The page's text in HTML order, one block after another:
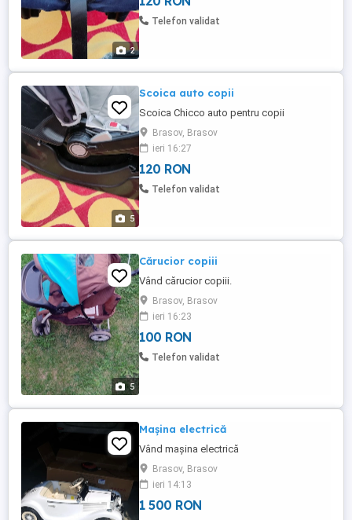
2
Telefon validat
5
Scoica auto copii
Scoica Chicco auto pentru copii
Brasov, Brasov
ieri 16:27
120 RON
Telefon validat
5
Cărucior copiii
Vând cărucior copiii.
Brasov, Brasov
ieri 16:23
100 RON
Telefon validat
Mașina electrică
Vând mașina electrică
Brasov, Brasov
ieri 14:13
1 500 RON